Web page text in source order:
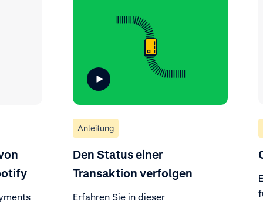
Anleitung
Den Status einer
Transaktion verfolgen
Erfahren Sie in dieser